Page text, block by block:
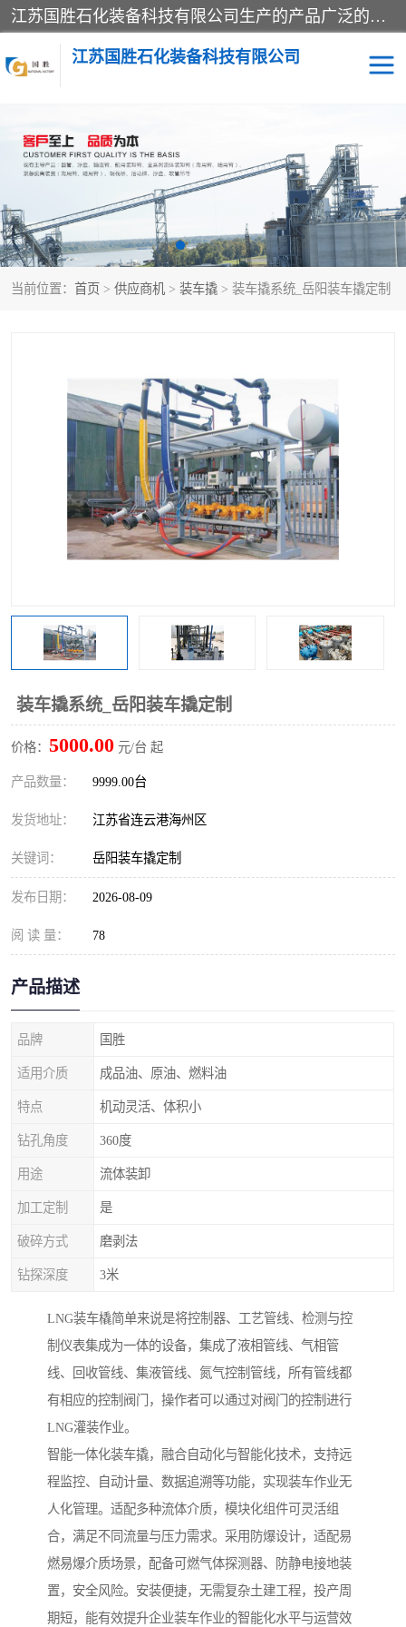
江苏国胜石化装备科技有限公司生产的产品广泛的应用于石油、石化等行业中，产品种类齐全，其中包括装卸鹤管、汽车鹤管、火车鹤管、装车鹤管、卸车鹤管、上装鹤管、下装鹤管、lng鹤管、发油鹤管、液氨鹤管、液化气鹤管等，我们生产的产品质量上乘，价格实惠，服务好，买鹤管就到国胜石化装备！
江苏国胜石化装备科技有限公司
当前位置： 首页 > 供应商机 > 装车撬 > 装车撬系统_岳阳装车撬定制
装车撬系统_岳阳装车撬定制
价格： 5000.00 元/台 起
产品数量： 9999.00台
发货地址： 江苏省连云港海州区
关键词： 岳阳装车撬定制
发布日期： 2026-08-09
阅 读 量： 78
产品描述
品牌 国胜
适用介质 成品油、原油、燃料油
特点 机动灵活、体积小
钻孔角度 360度
用途 流体装卸
加工定制 是
破碎方式 磨剥法
钻探深度 3米
LNG装车橇简单来说是将控制器、工艺管线、检测与控
制仪表集成为一体的设备，集成了液相管线、气相管
线、回收管线、集液管线、氮气控制管线，所有管线都
有相应的控制阀门，操作者可以通过对阀门的控制进行
LNG灌装作业。
智能一体化装车撬，融合自动化与智能化技术，支持远
程监控、自动计量、数据追溯等功能，实现装车作业无
人化管理。适配多种流体介质，模块化组件可灵活组
合，满足不同流量与压力需求。采用防爆设计，适配易
燃易爆介质场景，配备可燃气体探测器、防静电接地装
置，安全风险。安装便捷，无需复杂土建工程，投产周
期短，能有效提升企业装车作业的智能化水平与运营效
输油臂 鹤管活动梯